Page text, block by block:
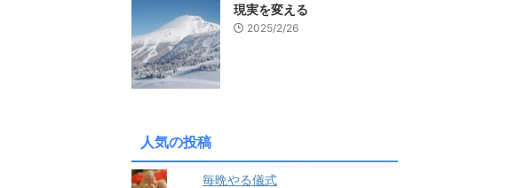
現実を変える
2025/2/26
人気の投稿
毎晩やる儀式